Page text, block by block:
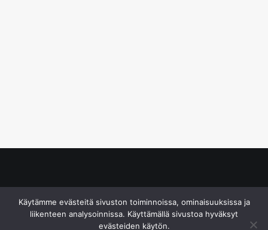
Käytämme evästeitä sivuston toiminnoissa, ominaisuuksissa ja
liikenteen analysoinnissa. Käyttämällä sivustoa hyväksyt
evästeiden käytön.